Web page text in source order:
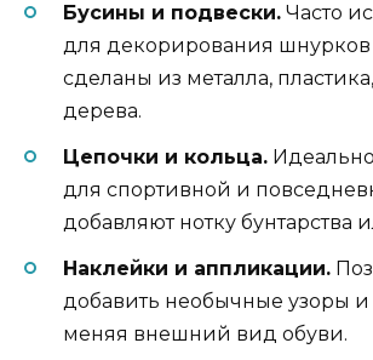
Бусины и подвески. Часто
для декорирования шнурков
сделаны из металла,
дерева.
Цепочки и кольца.
для спортивной и
добавляют нотку бунтарства
Наклейки и аппликации.
добавить необычные узоры и
меняя внешний вид обуви.